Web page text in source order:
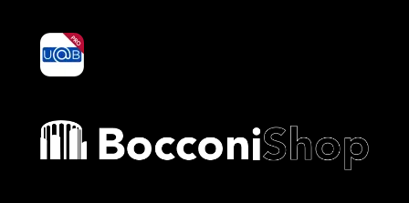
yoU@B
Bocconi shop